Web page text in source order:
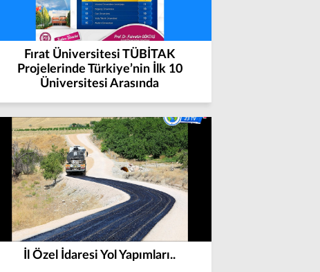
Fırat Üniversitesi TÜBİTAK
Projelerinde Türkiye’nin İlk 10
Üniversitesi Arasında
İl Özel İdaresi Yol Yapımları..